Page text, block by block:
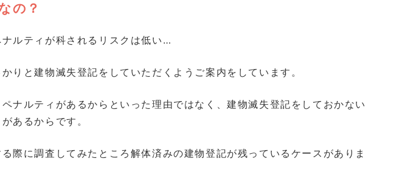
の？
ルティが科されるリスクは低い…
りと建物滅失登記をしていただくようご案内をしています。
ナルティがあるからといった理由ではなく、建物滅失登記をしておかない
あるからです。
際に調査してみたところ解体済みの建物登記が残っているケースがありま